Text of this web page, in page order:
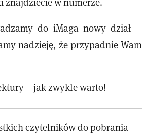
do iMaga nowy dział –
nadzieję, że przypadnie Wam
– jak zwykle warto!
czytelników do pobrania